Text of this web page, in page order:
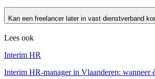
Kan een freelancer later in vast dienstverband
Lees ook
Interim HR
Interim HR-manager in Vlaanderen: wanneer